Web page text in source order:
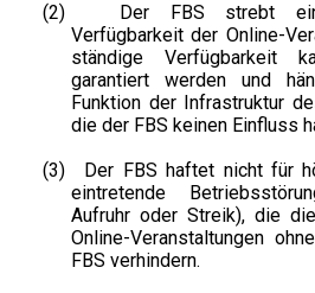
(2)
Der FBS strebt
Verfügbarkeit der Online-
ständige Verfügbarkeit
garantiert werden und
Funktion der Infrastruktur
die der FBS keinen Einfluss
(3)
Der FBS haftet nicht für
eintretende
Aufruhr oder Streik), die
Online-Veranstaltungen
FBS verhindern.